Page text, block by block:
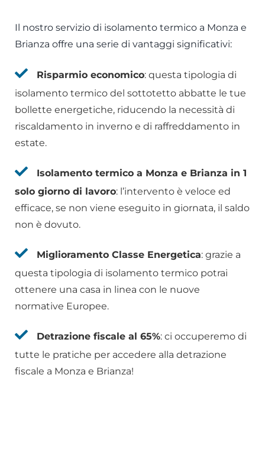
Il nostro servizio di isolamento termico a Monza e
Brianza offre una serie di vantaggi significativi:
Risparmio economico: questa tipologia di
isolamento termico del sottotetto abbatte le tue
bollette energetiche, riducendo la necessità di
riscaldamento in inverno e di raffreddamento in
estate.
Isolamento termico a Monza e Brianza in 1
solo giorno di lavoro: l’intervento è veloce ed
efficace, se non viene eseguito in giornata, il saldo
non è dovuto.
Miglioramento Classe Energetica: grazie a
questa tipologia di isolamento termico potrai
ottenere una casa in linea con le nuove
normative Europee.
Detrazione fiscale al 65%: ci occuperemo di
tutte le pratiche per accedere alla detrazione
fiscale a Monza e Brianza!